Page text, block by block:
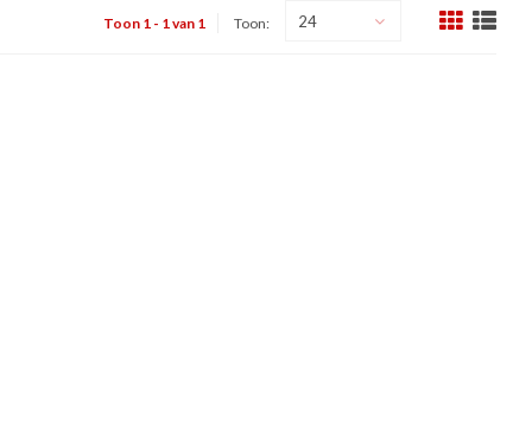
Toon 1 - 1 van 1 Toon: 24